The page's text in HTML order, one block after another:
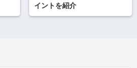
イントを紹介